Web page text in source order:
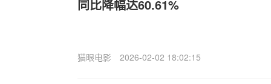
同比降幅达60.61%
猫眼电影 2026-02-02 18:02:15